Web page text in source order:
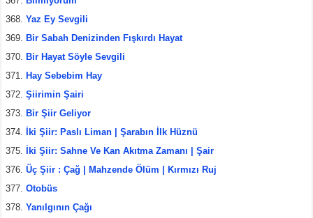
Yaz Ey Sevgili
Bir Sabah Denizinden Fışkırdı Hayat
Bir Hayat Söyle Sevgili
Hay Sebebim Hay
Şiirimin Şairi
Bir Şiir Geliyor
İki Şiir: Paslı Liman | Şarabın İlk Hüznü
İki Şiir: Sahne Ve Kan Akıtma Zamanı | Şair
Üç Şiir : Çağ | Mahzende Ölüm | Kırmızı Ruj
Otobüs
Yanılgının Çağı